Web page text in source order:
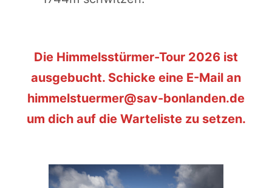
Die Himmelsstürmer-Tour 2026 ist
ausgebucht. Schicke eine E-Mail an
himmelstuermer@sav-bonlanden.de
um dich auf die Warteliste zu setzen.